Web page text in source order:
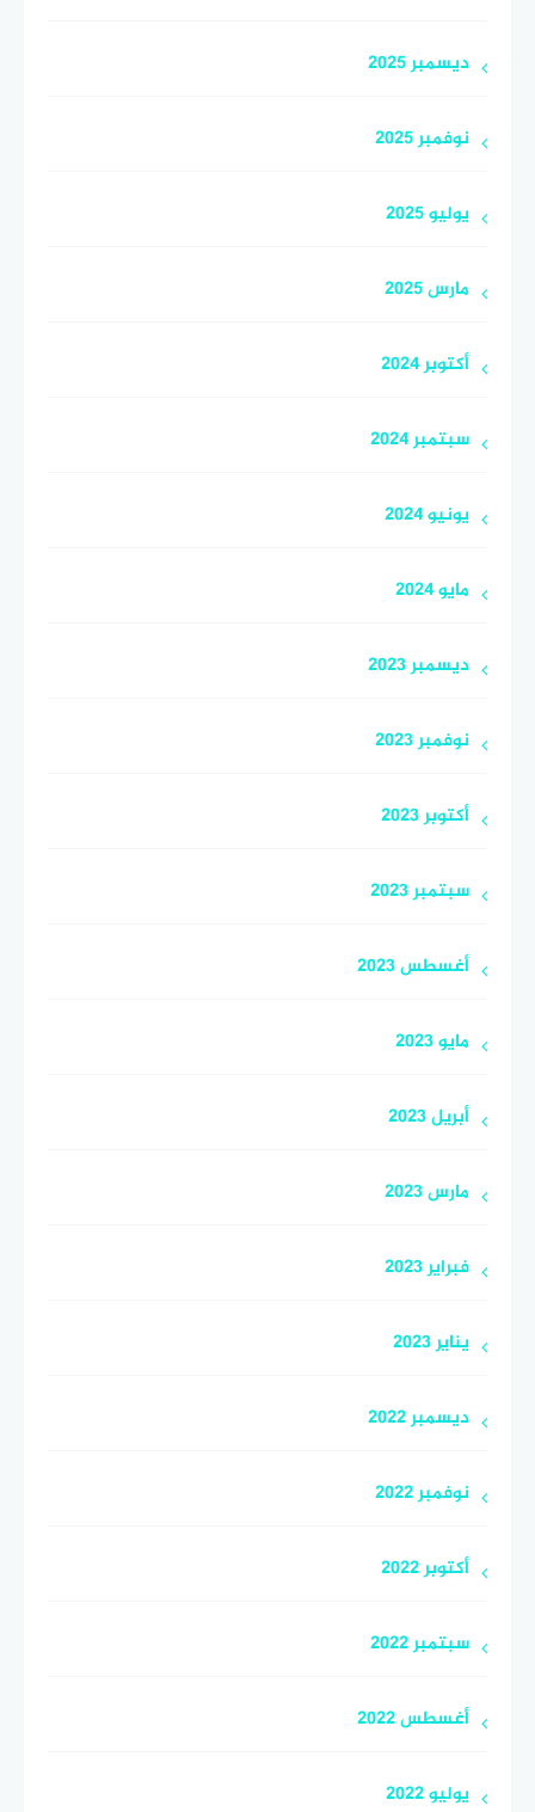
ديسمبر 2025
نوفمبر 2025
يوليو 2025
مارس 2025
أكتوبر 2024
سبتمبر 2024
يونيو 2024
مايو 2024
ديسمبر 2023
نوفمبر 2023
أكتوبر 2023
سبتمبر 2023
أغسطس 2023
مايو 2023
أبريل 2023
مارس 2023
فبراير 2023
يناير 2023
ديسمبر 2022
نوفمبر 2022
أكتوبر 2022
سبتمبر 2022
أغسطس 2022
يوليو 2022